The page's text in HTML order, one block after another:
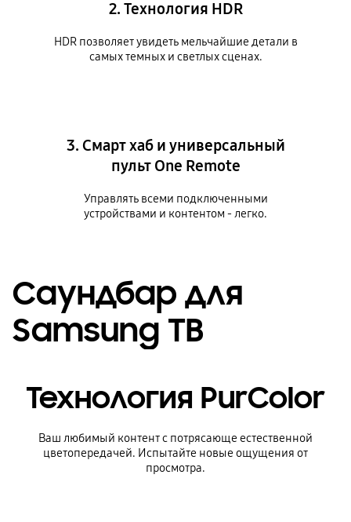
2. Технология HDR
HDR позволяет увидеть мельчайшие детали в
самых темных и светлых сценах.
3. Смарт хаб и универсальный
пульт One Remote
Управлять всеми подключенными
устройствами и контентом - легко.
Саундбар для
Samsung ТВ
Технология PurColor
Ваш любимый контент с потрясающе естественной
цветопередачей. Испытайте новые ощущения от
просмотра.